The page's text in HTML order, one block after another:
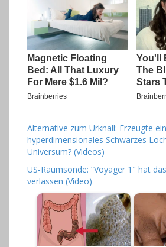
Alternative zum Urknall: Erzeugte ein
hyperdimensionales Schwarzes
Universum? (Videos)
US-Raumsonde: “Voyager 1″ hat
verlassen (Video)